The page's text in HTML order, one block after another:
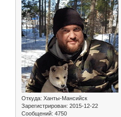
Откуда: Ханты-Мансийск
Зарегистрирован: 2015-12-22
Сообщений: 4750